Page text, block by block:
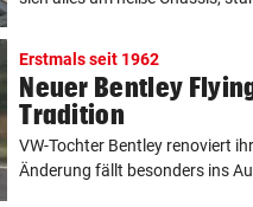
Erstmals seit 1962
Neuer Bentley
Tradition
VW-Tochter Bentley renoviert
Änderung fällt besonders ins